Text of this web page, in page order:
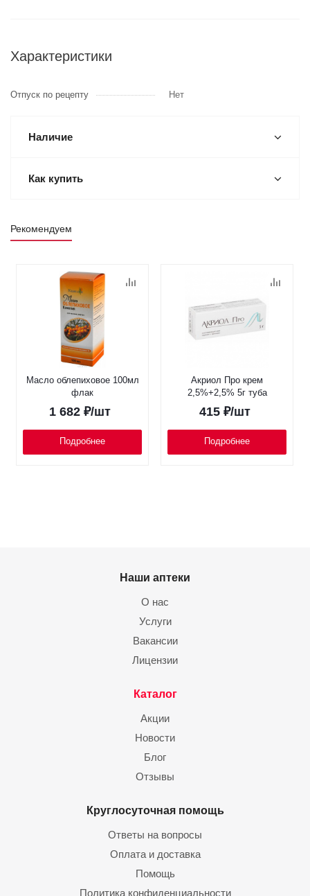
Характеристики
Отпуск по рецепту Нет
Наличие
Как купить
Рекомендуем
Масло облепиховое 100мл
флак
1 682 ₽/шт
Подробнее
Акриол Про крем
2,5%+2,5% 5г туба
415₽/шт
Подробнее
Наши аптеки
О нас
Услуги
Вакансии
Лицензии
Каталог
Акции
Новости
Блог
Отзывы
Круглосуточная помощь
Ответы на вопросы
Оплата и доставка
Помощь
Политика конфиденциальности